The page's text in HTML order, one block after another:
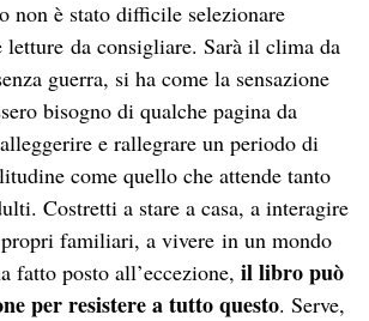
non è stato difficile selezionare
letture da consigliare. Sarà il clima da
guerra, si ha come la sensazione
bisogno di qualche pagina da
e rallegrare un periodo di
come quello che attende tanto
Costretti a stare a casa, a interagire
familiari, a vivere in un mondo
fatto posto all’eccezione,il libro può
per resistere a tutto questo. Serve,